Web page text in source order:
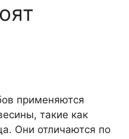
применяются
такие как
Они отличаются по